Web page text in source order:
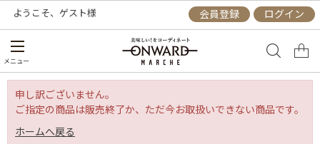
ようこそ、 ゲスト様 会員登録 ログイン
メニュー
申し訳ございません。
ご指定の商品は販売終了か、ただ今お取扱いできない商品です。
ホームへ戻る